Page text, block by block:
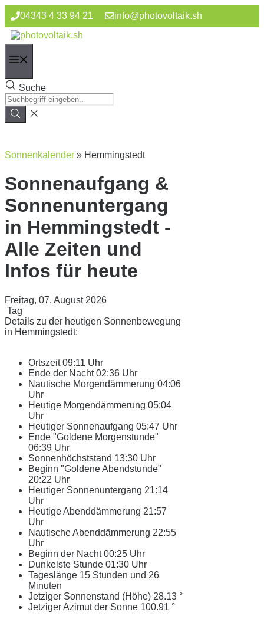
Zum
Inhalt
springen
04343 4 33 94 21 info@photovoltaik.sh
Suche
Sonnenkalender » Hemmingstedt
Sonnenaufgang &
Sonnenuntergang
in Hemmingstedt -
Alle Zeiten und
Infos für heute
Freitag, 07. August 2026
Tag
Details zu der heutigen Sonnenbewegung
in Hemmingstedt:
Ortszeit09:11 Uhr
Ende der Nacht02:36 Uhr
Nautische Morgendämmerung 04:06
Uhr
Heutige Morgendämmerung 05:04
Uhr
Heutiger Sonnenaufgang 05:47 Uhr
Ende "Goldene Morgenstunde"
06:39 Uhr
Sonnenhöchststand 13:30 Uhr
Beginn "Goldene Abendstunde"
20:22 Uhr
Heutiger Sonnenuntergang 21:14
Uhr
Heutige Abenddämmerung 21:57
Uhr
Nautische Abenddämmerung 22:55
Uhr
Beginn der Nacht00:25 Uhr
Dunkelste Stunde 01:30 Uhr
Tageslänge 15 Stunden und 26
Minuten
Jetziger Sonnenstand (Höhe) 28.13 °
Jetziger Azimut der Sonne 100.91 °